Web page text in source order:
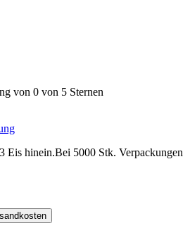
von 0 von 5 Sternen
Eis hinein.Bei 5000 Stk. Verpackungen